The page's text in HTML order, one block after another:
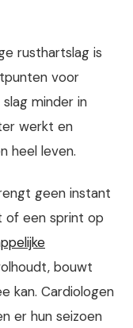
rusthartslag is
voor
minder in
werkt en
heel leven.
geen instant
of een sprint op
bouwt
kan. Cardiologen
er hun seizoen